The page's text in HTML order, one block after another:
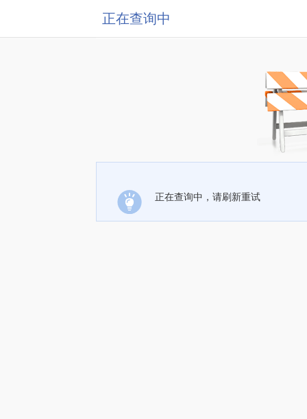
正在查询中
正在查询中，请刷新重试